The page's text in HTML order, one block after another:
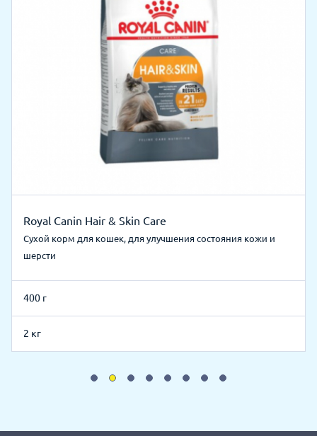
Royal Canin Hair & Skin Care
Сухой корм для кошек, для улучшения состояния кожи и
шерсти
400 г
2 кг